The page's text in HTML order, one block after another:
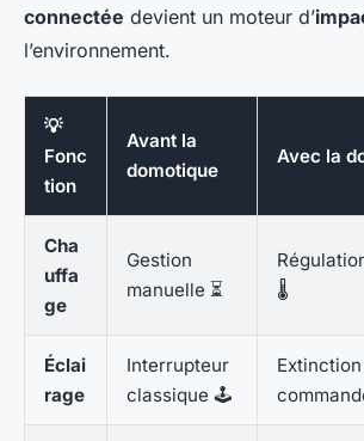
connectée devient un moteur d’
l’environnement.
💡
Fonc
tion
Avant la
domotique
Avec la
Cha
uffa
ge
Gestion
manuelle ⏳
🌡️
Éclai
rage
Interrupteur
classique 🕹️